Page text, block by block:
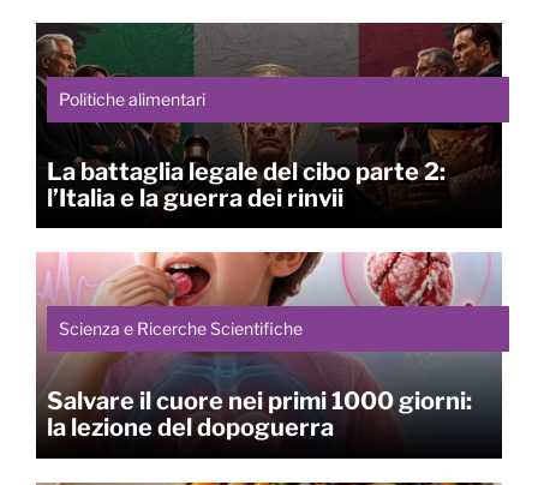
Politiche alimentari
La battaglia legale del cibo parte 2:
l’Italia e la guerra dei rinvii
Scienza e Ricerche Scientifiche
Salvare il cuore nei primi 1000 giorni:
la lezione del dopoguerra